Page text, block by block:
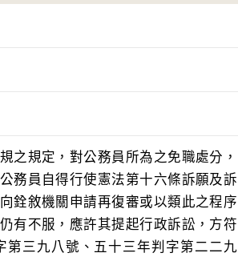
規定，對公務員所為之免職處分，
務員自得行使憲法第十六條訴願及訴
銓敘機關申請再復審或以類此之程序
有不服，應許其提起行政訴訟，方符
三九八號、五十三年判字第二二九